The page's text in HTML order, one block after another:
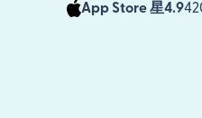
App Store 星4.9